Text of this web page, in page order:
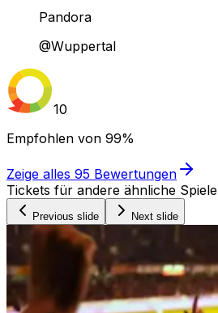
Pandora
@Wuppertal
10
Empfohlen von 99%
Zeige alles 95 Bewertungen
Tickets für andere ähnliche Spiele
Previous slide Next slide